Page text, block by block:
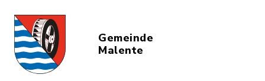
Gemeinde
Malente